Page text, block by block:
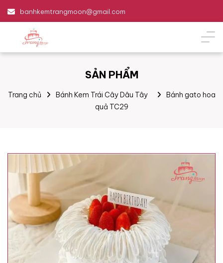
banhkemtrangmoon@gmail.com
SẢN PHẨM
Trang chủ Bánh Kem Trái Cây Dâu Tây
Bánh gato hoa
quả TC29